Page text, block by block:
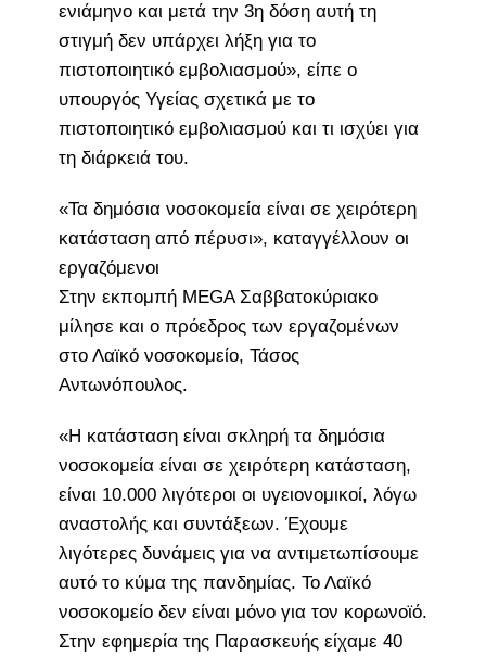
ενιάμηνο και μετά την 3η δόση αυτή τη
στιγμή δεν υπάρχει λήξη για το
πιστοποιητικό εμβολιασμού», είπε ο
υπουργός Υγείας σχετικά με το
πιστοποιητικό εμβολιασμού και τι ισχύει για
τη διάρκειά του.
«Τα δημόσια νοσοκομεία είναι σε χειρότερη
κατάσταση από πέρυσι», καταγγέλλουν οι
εργαζόμενοι
Στην εκπομπή MEGA Σαββατοκύριακο
μίλησε και ο πρόεδρος των εργαζομένων
στο Λαϊκό νοσοκομείο, Τάσος
Αντωνόπουλος.
«Η κατάσταση είναι σκληρή τα δημόσια
νοσοκομεία είναι σε χειρότερη κατάσταση,
είναι 10.000 λιγότεροι οι υγειονομικοί, λόγω
αναστολής και συντάξεων. Έχουμε
λιγότερες δυνάμεις για να αντιμετωπίσουμε
αυτό το κύμα της πανδημίας. Το Λαϊκό
νοσοκομείο δεν είναι μόνο για τον κορωνοϊό.
Στην εφημερία της Παρασκευής είχαμε 40